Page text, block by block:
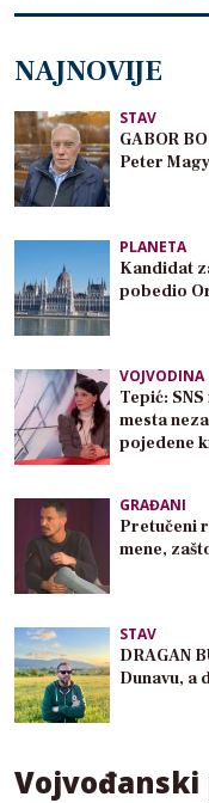
NAJNOVIJE
STAV
GABOR
Peter
PLANETA
Kandidat
pobedio
VOJVODINA
Tepić:
mesta
pojedene
GRAĐANI
Pretučeni
mene,
STAV
DRAGAN
Dunavu, a